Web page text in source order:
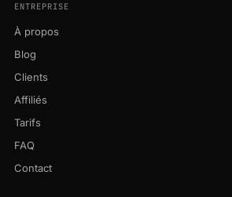
ENTREPRISE
À propos
Blog
Clients
Affiliés
Tarifs
FAQ
Contact